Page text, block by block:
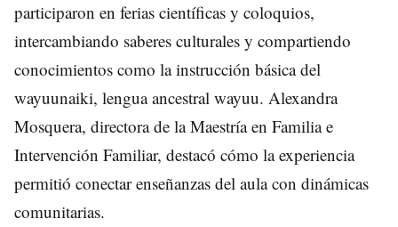
participaron en ferias científicas y coloquios,
intercambiando saberes culturales y compartiendo
conocimientos como la instrucción básica del
wayuunaiki, lengua ancestral wayuu. Alexandra
Mosquera, directora de la Maestría en Familia e
Intervención Familiar, destacó cómo la experiencia
permitió conectar enseñanzas del aula con dinámicas
comunitarias.